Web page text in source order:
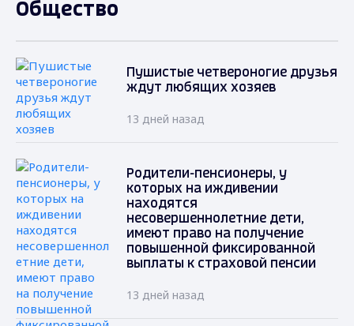
Общество
Пушистые четвероногие друзья
ждут любящих хозяев
13 дней назад
Родители-пенсионеры, у
которых на иждивении
находятся
несовершеннолетние дети,
имеют право на получение
повышенной фиксированной
выплаты к страховой пенсии
13 дней назад